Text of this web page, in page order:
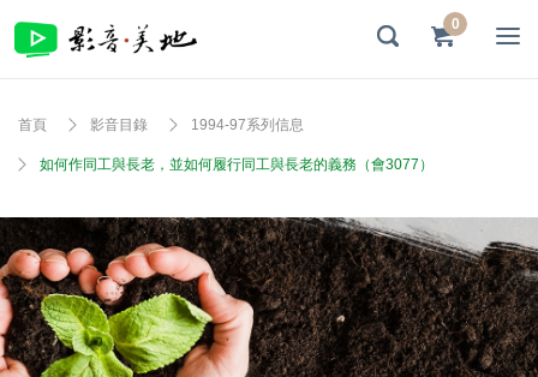
0
首頁 影音目錄 1994-97系列信息
如何作同工與長老，並如何履行同工與長老的義務（會3077）